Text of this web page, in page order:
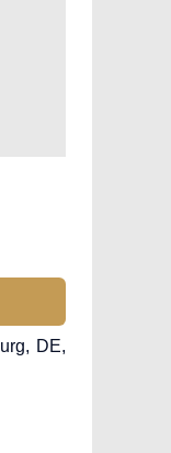
DE,